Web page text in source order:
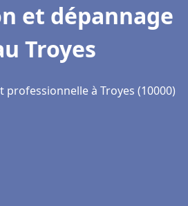
et dépannage
Troyes
à Troyes (10000)